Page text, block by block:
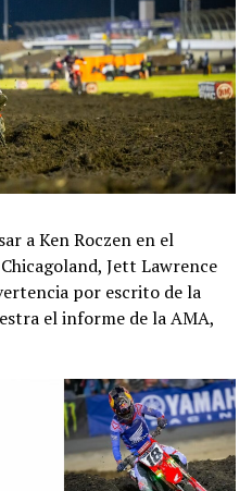
a Ken Roczen en el
Jett Lawrence
por escrito de la
el informe de la AMA,